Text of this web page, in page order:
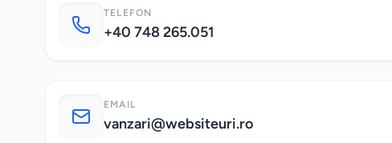
TELEFON
+40 748 265.051
EMAIL
vanzari@websiteuri.ro